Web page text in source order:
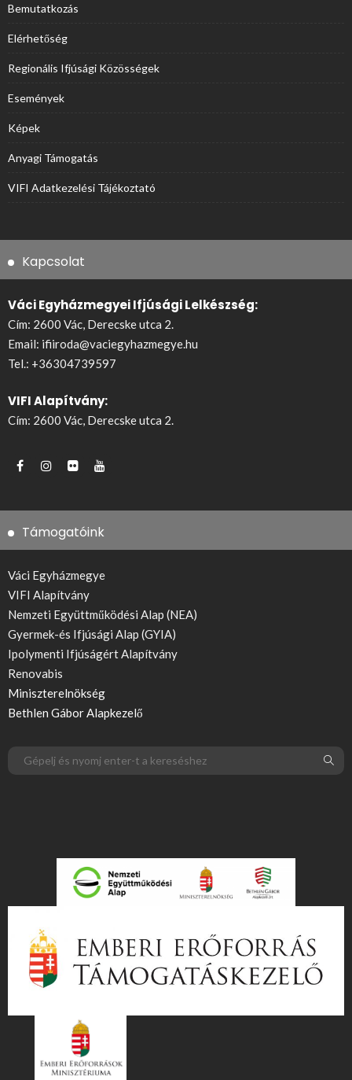
Bemutatkozás
Elérhetőség
Regionális Ifjúsági Közösségek
Események
Képek
Anyagi Támogatás
VIFI Adatkezelési Tájékoztató
Kapcsolat
Váci Egyházmegyei Ifjúsági Lelkészség:
Cím: 2600 Vác, Derecske utca 2.
Email: ifiiroda@vaciegyhazmegye.hu
Tel.: +36304739597
VIFI Alapítvány:
Cím: 2600 Vác, Derecske utca 2.
Támogatóink
Váci Egyházmegye
VIFI Alapítvány
Nemzeti Együttműködési Alap (NEA)
Gyermek-és Ifjúsági Alap (GYIA)
Ipolymenti Ifjúságért Alapítvány
Renovabis
Miniszterelnökség
Bethlen Gábor Alapkezelő